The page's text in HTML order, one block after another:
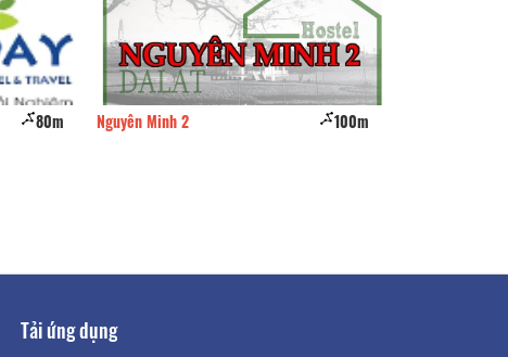
80m Nguyên Minh 2 100m
Tải ứng dụng